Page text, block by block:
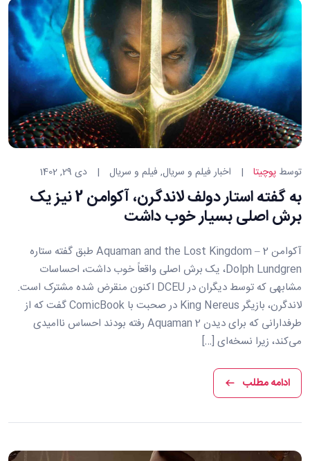
توسط پوچیتا
دسته
بندی
ها:
اخبار فیلم و سریال, فیلم و سریال دی 29, 1402
به گفته استار دولف لاندگرن، آکوامن 2 نیز یک
برش اصلی بسیار خوب داشت
آکوامن 2 – Aquaman and the Lost Kingdom طبق گفته ستاره
Dolph Lundgren، یک برش اصلی واقعاً خوب داشت، احساسات
مشابهی که توسط دیگران در DCEU اکنون منقرض شده مشترک است.
لاندگرن، بازیگر King Nereus در صحبت با ComicBook گفت که از
طرفدارانی که برای دیدن Aquaman 2 رفته بودند احساس ناامیدی
می‌کند، زیرا نسخه‌ای […]
ادامه مطلب